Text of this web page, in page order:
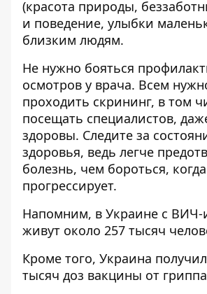
(красота природы,
и поведение, улыбки
близким людям.
Не нужно бояться
осмотров у врача. Всем
проходить скрининг, в том
посещать специалистов,
здоровы. Следите за
здоровья, ведь легче
болезнь, чем бороться,
прогрессирует.
Напомним, в Украине с ВИЧ-
живут около 257 тысяч
Кроме того, Украина
тысяч доз вакцины от гриппа